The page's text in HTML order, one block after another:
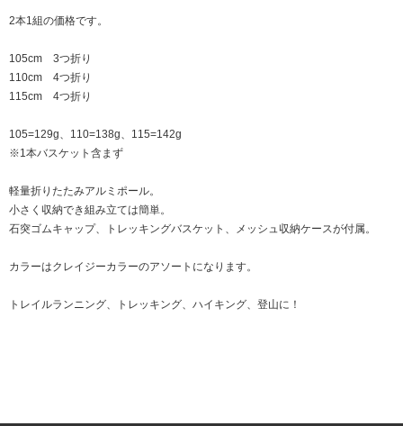
2本1組の価格です。
105cm 3つ折り
110cm 4つ折り
115cm 4つ折り
105=129g、110=138g、115=142g
※1本バスケット含まず
軽量折りたたみアルミポール。
小さく収納でき組み立ては簡単。
石突ゴムキャップ、トレッキングバスケット、メッシュ収納ケースが付属。
カラーはクレイジーカラーのアソートになります。
トレイルランニング、トレッキング、ハイキング、登山に！